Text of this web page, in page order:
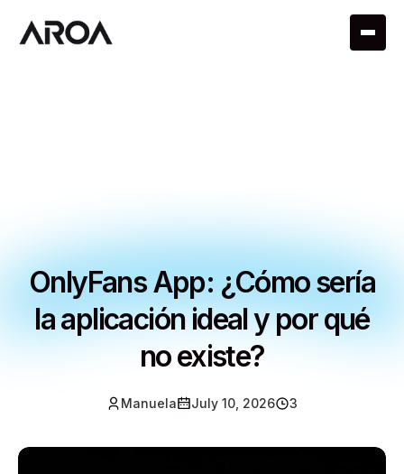
OnlyFans App: ¿Cómo sería
la aplicación ideal y por qué
no existe?
Manuela July 10, 2026 3